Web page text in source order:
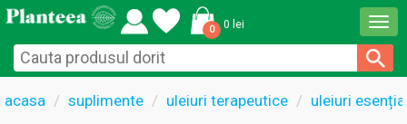
0 0 lei
acasa suplimente uleiuri terapeutice uleiuri